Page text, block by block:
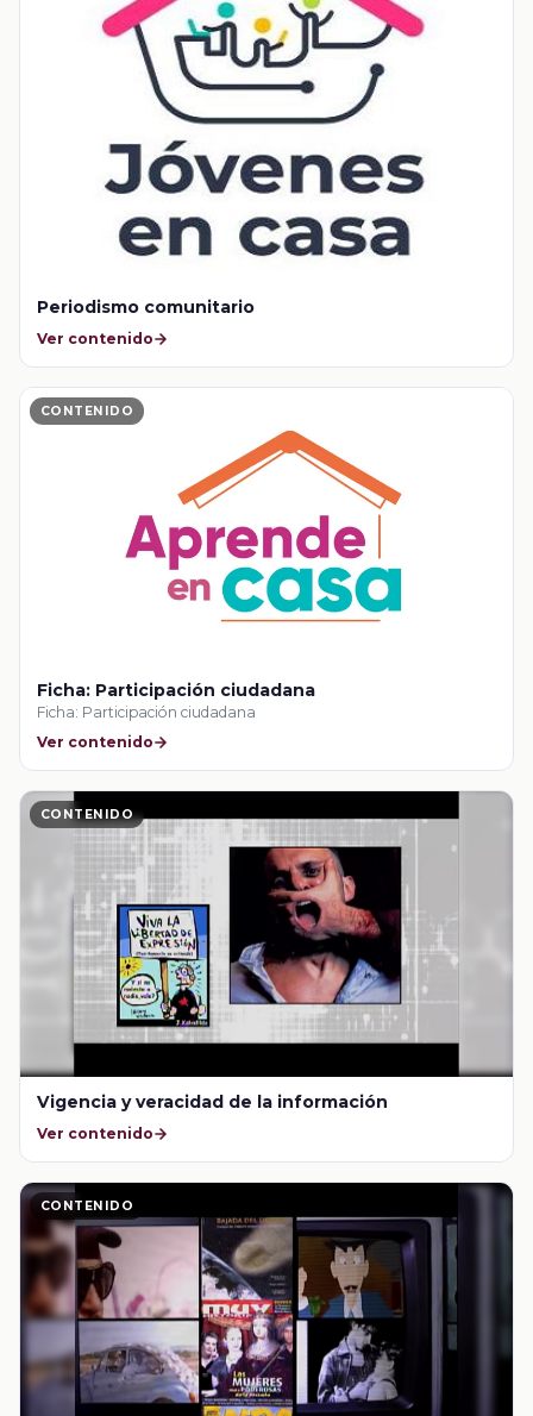
Periodismo comunitario
Ver contenido
CONTENIDO
Ficha: Participación ciudadana
Ficha: Participación ciudadana
Ver contenido
CONTENIDO
Vigencia y veracidad de la información
Ver contenido
CONTENIDO